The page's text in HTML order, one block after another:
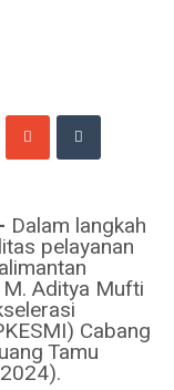
Dalam langkah
pelayanan
Aditya Mufti
Cabang
Tamu